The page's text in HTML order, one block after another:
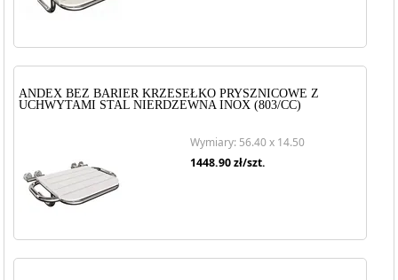
ANDEX BEZ BARIER KRZESEŁKO PRYSZNICOWE Z
UCHWYTAMI STAL NIERDZEWNA INOX (803/CC)
Wymiary: 56.40 x 14.50
1448.90zł/szt.